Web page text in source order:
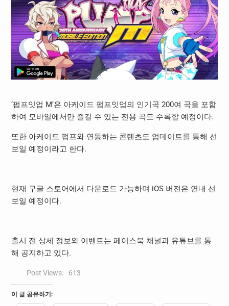
‘펌프잇업 M’은 아케이드 펌프잇업의 인기곡 200여 곡을 포함
하여 모바일에서만 즐길 수 있는 전용 곡도 수록할 예정이다.
또한 아케이드 펌프와 연동하는 콘텐츠도 업데이트를 통해 선
보일 예정이라고 한다.
현재 구글 스토어에서 다운로드 가능하며 iOS 버전은 연내 선
보일 예정이다.
출시 전 상세 정보와 이벤트는 페이스북 채널과 유튜브를 통
해 공지하고 있다.
Post Views: 613
이 글 공유하기: